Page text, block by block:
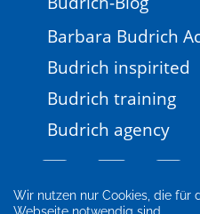
Wir nutzen nur Cookies, die für
Barbara Budrich
Budrich inspirited
Budrich training
Budrich agency